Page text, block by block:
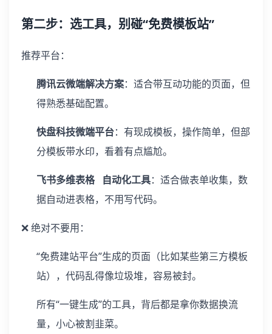
第二步：选工具，别碰“免费模板站”
推荐平台：
腾讯云微端解决方案：适合带互动功能的页面，但
得熟悉基础配置。
快盘科技微端平台：有现成模板，操作简单，但部
分模板带水印，看着有点尴尬。
飞书多维表格 自动化工具：适合做表单收集，数
据自动进表格，不用写代码。
❌ 绝对不要用：
“免费建站平台”生成的页面（比如某些第三方模板
站），代码乱得像垃圾堆，容易被封。
所有“一键生成”的工具，背后都是拿你数据换流
量，小心被割韭菜。